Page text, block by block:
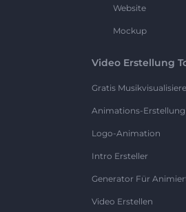
Website
Mockup
Video Erstellung
Gratis
Animations-Erstellung
Logo-Animation
Intro Ersteller
Generator Für
Video Erstellen